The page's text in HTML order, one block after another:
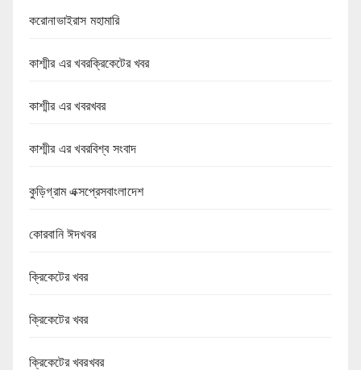
করোনাভাইরাস মহামারি
কাশ্মীর এর খবরক্রিকেটের খবর
কাশ্মীর এর খবরখবর
কাশ্মীর এর খবরবিশ্ব সংবাদ
কুড়িগ্রাম এক্সপ্রেসবাংলাদেশ
কোরবানি ঈদখবর
ক্রিকেটের খবর
ক্রিকেটের খবর
ক্রিকেটের খবরখবর